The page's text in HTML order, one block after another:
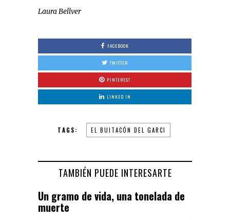
Laura Bellver
FACEBOOK
TWITTER
PINTEREST
LINKED IN
TAGS: EL BUITACÓN DEL GARCI
TAMBIÉN PUEDE INTERESARTE
Un gramo de vida, una tonelada de
muerte